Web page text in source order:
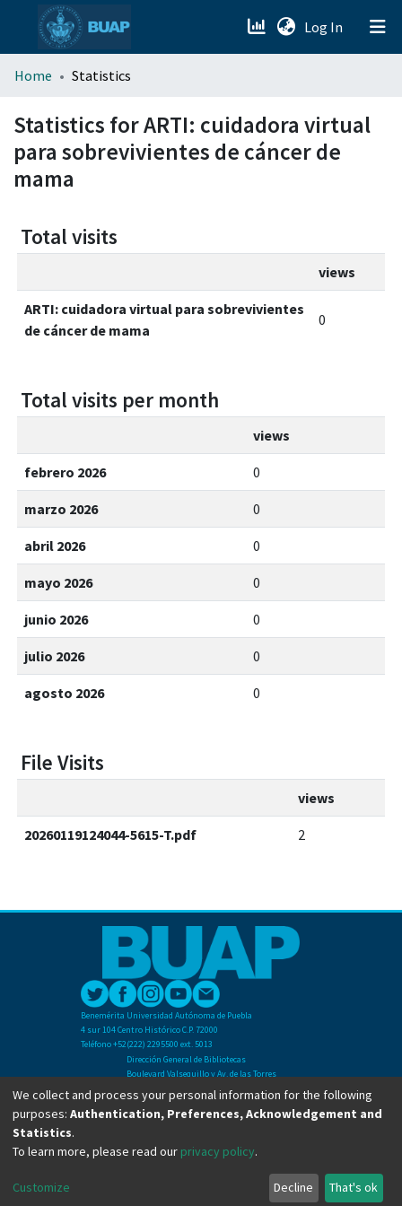
Log In (current)
menu.section.about_menu
All of DSpace
Home Statistics
Statistics for ARTI: cuidadora virtual
para sobrevivientes de cáncer de
mama
Total visits
views
ARTI: cuidadora virtual para sobrevivientes
de cáncer de mama
0
Total visits per month
views
febrero 2026 0
marzo 2026 0
abril 2026 0
mayo 2026 0
junio 2026 0
julio 2026 0
agosto 2026 0
File Visits
views
20260119124044-5615-T.pdf 2
Benemérita Universidad Autónoma de Puebla
4 sur 104 Centro Histórico C.P. 72000
Teléfono +52(222) 2295500 ext. 5013
Dirección General de Bibliotecas
Boulevard Valsequillo y Av. de las Torres
Ciudad Universitaria. Col. San Manuel
C.P. 72570
Teléfono +52 (222) 2295500 Ext 2901
Copyright © Dirección General de Bibliotecas - BUAP 2024. All right reserved.
We collect and process your personal information for the following
purposes: Authentication, Preferences, Acknowledgement and
Statistics.
To learn more, please read our privacy policy.
Customize Decline That's ok